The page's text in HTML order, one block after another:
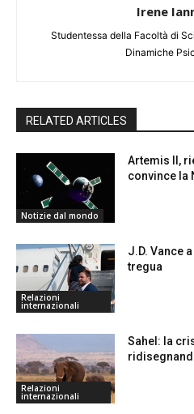
Irene
Studentessa della Facoltà di
Dinamiche
RELATED ARTICLES
Notizie dal mondo
Artemis II,
convince la
Relazioni
internazionali
J.D. Vance
tregua
Relazioni
internazionali
Sahel: la